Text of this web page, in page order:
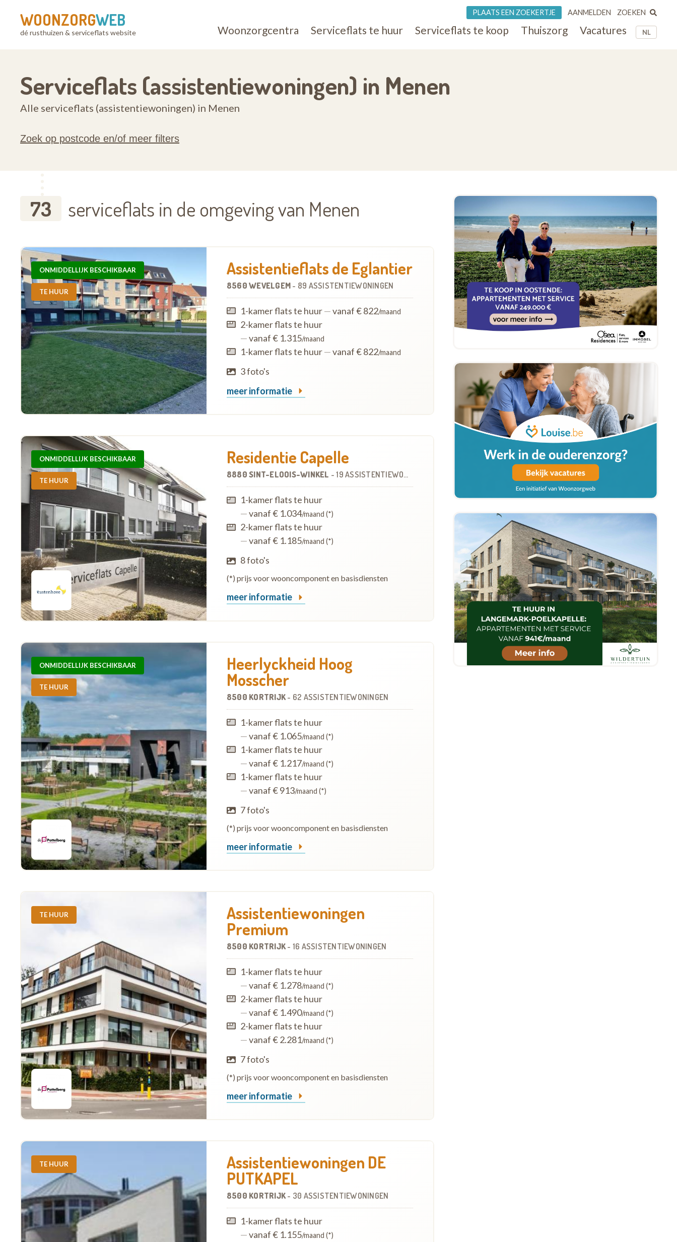
WOONZORGWEB
dé rusthuizen & serviceflats website NL
Woonzorgcentra Serviceflats te huur Serviceflats te koop Thuiszorg Vacatures
PLAATS EEN ZOEKERTJE AANMELDEN ZOEKEN
Serviceflats (assistentiewoningen) in Menen
Alle serviceflats (assistentiewoningen) in Menen
Zoek op postcode en/of meer filters
73 serviceflats in de omgeving van Menen
ONMIDDELLIJK BESCHIKBAAR
TE HUUR
Assistentieflats de Eglantier
8560 WEVELGEM - 89 ASSISTENTIEWONINGEN
1-kamer flats te huur—vanaf € 822/maand
2-kamer flats te huur
—vanaf € 1.315/maand
1-kamer flats te huur—vanaf € 822/maand
3 foto's
meer informatie
ONMIDDELLIJK BESCHIKBAAR
TE HUUR
Residentie Capelle
8880 SINT-ELOOIS-WINKEL -19 ASSISTENTIEWONINGEN
1-kamer flats te huur
—vanaf € 1.034/maand (*)
2-kamer flats te huur
—vanaf € 1.185/maand (*)
8 foto's
(*) prijs voor wooncomponent en basisdiensten
meer informatie
ONMIDDELLIJK BESCHIKBAAR
TE HUUR
Heerlyckheid Hoog
Mosscher
8500 KORTRIJK- 62 ASSISTENTIEWONINGEN
1-kamer flats te huur
—vanaf € 1.065/maand (*)
1-kamer flats te huur
—vanaf € 1.217/maand (*)
1-kamer flats te huur
—vanaf € 913/maand (*)
7 foto's
(*) prijs voor wooncomponent en basisdiensten
meer informatie
TE HUUR Assistentiewoningen
Premium
8500 KORTRIJK- 16 ASSISTENTIEWONINGEN
1-kamer flats te huur
—vanaf € 1.278/maand (*)
2-kamer flats te huur
—vanaf € 1.490/maand (*)
2-kamer flats te huur
—vanaf € 2.281/maand (*)
7 foto's
(*) prijs voor wooncomponent en basisdiensten
meer informatie
TE HUUR Assistentiewoningen DE
PUTKAPEL
8500 KORTRIJK- 30 ASSISTENTIEWONINGEN
1-kamer flats te huur
—vanaf € 1.155/maand (*)